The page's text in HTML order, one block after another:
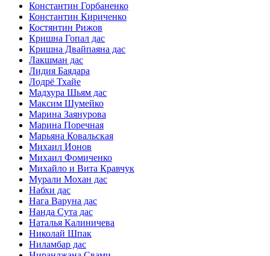
Константин Горбаненко
Константин Кириченко
Костянтин Рижов
Кришна Гопал дас
Кришна Двайпаяна дас
Лакшман дас
Лидия Баядара
Лодрё Тхайе
Мадхура Шьям дас
Максим Шумейко
Марина Заянурова
Марина Поречная
Марьяна Ковальская
Михаил Ионов
Михаил Фомиченко
Михайло и Вита Кравчук
Мурали Мохан дас
Набхи дас
Нага Варуна дас
Нанда Сута дас
Наталья Калиничева
Николай Шпак
Ниламбар дас